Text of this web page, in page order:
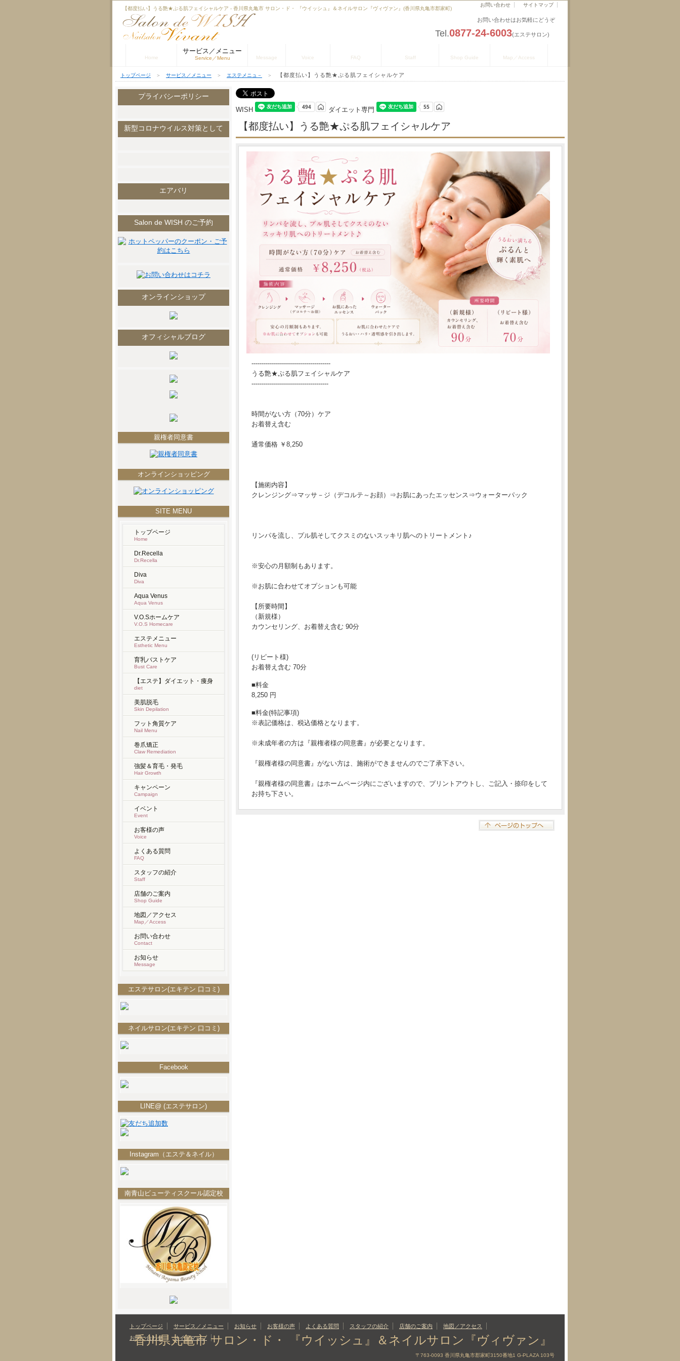
【都度払い】うる艶★ぷる肌フェイシャルケア - 香川県丸亀市 サロン・ド・ 『ウイッシュ』＆ネイルサロン『ヴィヴァン』(香川県丸亀市郡家町)
お問い合わせはお気軽にどうぞ
Tel.0877-24-6003(エステサロン)
お問い合わせ サイトマップ
Home
サービス／メニュー
Service／Menu Message Voice FAQ Staff Shop Guide Map／Access
トップページ ＞ サービス／メニュー ＞ エステメニュ－ ＞ 【都度払い】うる艶★ぷる肌フェイシャルケア
WISH ダイエット専門
【都度払い】うる艶★ぷる肌フェイシャルケア
---------------------------------------
うる艶★ぷる肌フェイシャルケア
--------------------------------------
時間がない方（70分）ケア
お着替え含む
通常価格 ￥8,250
【施術内容】
クレンジング⇒マッサ－ジ（デコルテ～お顔）⇒お肌にあったエッセンス⇒ウォーターパック
リンパを流し、プル肌そしてクスミのないスッキリ肌へのトリートメント♪
※安心の月額制もあります。
※お肌に合わせてオプションも可能
【所要時間】
（新規様）
カウンセリング、お着替え含む 90分
(リピート様)
お着替え含む 70分
■料金
8,250 円
■料金(特記事項)
※表記価格は、税込価格となります。
※未成年者の方は『親権者様の同意書』が必要となります。
『親権者様の同意書』がない方は、施術ができませんのでご了承下さい。
『親権者様の同意書』はホームページ内にございますので、プリントアウトし、ご記入・捺印をして
お持ち下さい。
プライバシーポリシー
新型コロナウイルス対策として
エアバリ
Salon de WISH のご予約
オンラインショップ
オフィシャルブログ
親権者同意書
オンラインショッピング
SITE MENU
トップページ
Home
Dr.Recella
Dr.Recella
Diva
Diva
Aqua Venus
Aqua Venus
V.O.Sホームケア
V.O.S Homecare
エステメニュー
Esthetic Menu
育乳バストケア
Bust Care
【エステ】ダイエット・痩身
diet
美肌脱毛
Skin Depilation
フット角質ケア
Nail Menu
巻爪矯正
Claw Remediation
強髪＆育毛・発毛
Hair Growth
キャンペーン
Campaign
イベント
Event
お客様の声
Voice
よくある質問
FAQ
スタッフの紹介
Staff
店舗のご案内
Shop Guide
地図／アクセス
Map／Access
お問い合わせ
Contact
お知らせ
Message
エステサロン(エキテン 口コミ)
ネイルサロン(エキテン 口コミ)
Facebook
LINE@ (エステサロン)
Instagram（エステ＆ネイル）
南青山ビューティスクール認定校
トップページ サービス／メニュー お知らせ お客様の声 よくある質問 スタッフの紹介 店舗のご案内
地図／アクセス
お問い合わせ
サイトマップ
香川県丸亀市 サロン・ド・ 『ウイッシュ』＆ネイルサロン『ヴィヴァン』
〒763-0093 香川県丸亀市郡家町3150番地1 G-PLAZA 103号